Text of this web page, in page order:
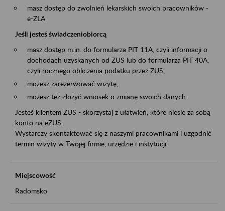
masz dostęp do zwolnień lekarskich swoich pracowników -
e-ZLA
Jeśli jesteś świadczeniobiorcą
masz dostęp m.in. do formularza PIT 11A, czyli informacji o
dochodach uzyskanych od ZUS lub do formularza PIT 40A,
czyli rocznego obliczenia podatku przez ZUS,
możesz zarezerwować wizytę,
możesz też złożyć wniosek o zmianę swoich danych.
Jesteś klientem ZUS - skorzystaj z ułatwień, które niesie za sobą
konto na eZUS.
Wystarczy skontaktować się z naszymi pracownikami i uzgodnić
termin wizyty w Twojej firmie, urzędzie i instytucji.
Miejscowość
Radomsko